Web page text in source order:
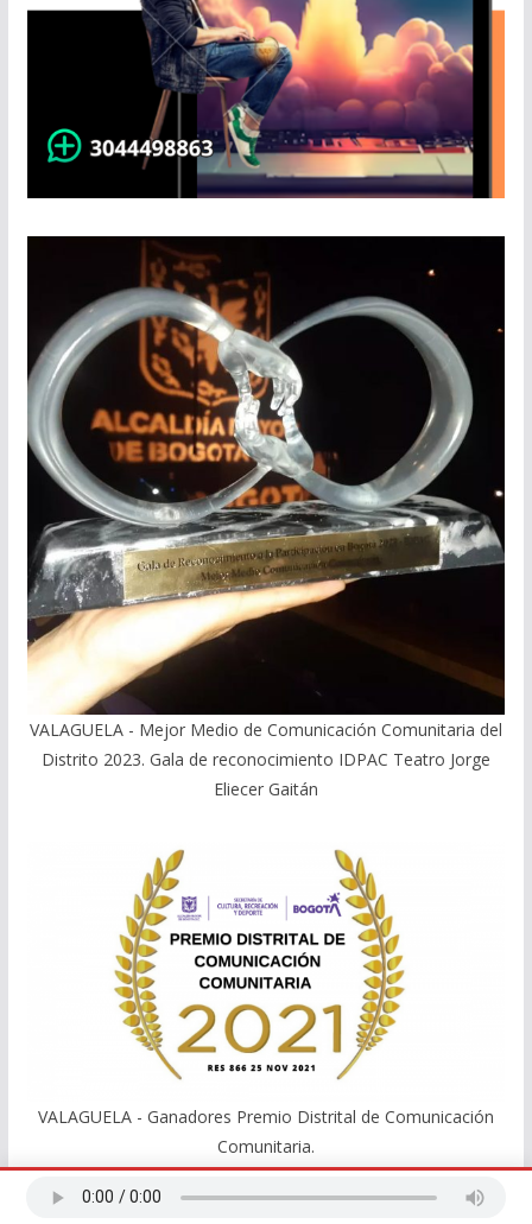
VALAGUELA - Mejor Medio de Comunicación Comunitaria del
Distrito 2023. Gala de reconocimiento IDPAC Teatro Jorge
Eliecer Gaitán
VALAGUELA - Ganadores Premio Distrital de Comunicación
Comunitaria.